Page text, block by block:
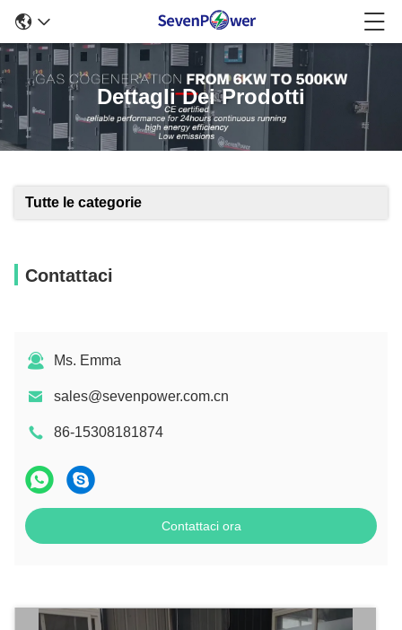
Dettagli Dei Prodotti
Tutte le categorie
Contattaci
Ms. Emma
sales@sevenpower.com.cn
86-15308181874
Contattaci ora